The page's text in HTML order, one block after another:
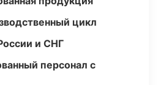
цикл
и СНГ
персонал с